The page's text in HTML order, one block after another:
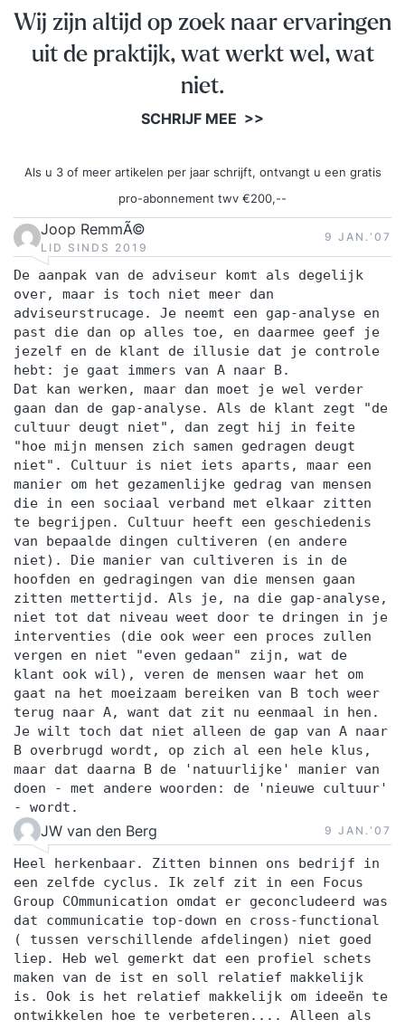
Wij zijn altijd op zoek naar ervaringen
uit de praktijk, wat werkt wel, wat
niet.
SCHRIJF MEE >>
Als u 3 of meer artikelen per jaar schrijft, ontvangt u een gratis
pro-abonnement twv €200,--
Joop RemmÃ©
LID SINDS 2019
9 JAN.‘07
De aanpak van de adviseur komt als degelijk
over, maar is toch niet meer dan
adviseurstrucage. Je neemt een gap-analyse en
past die dan op alles toe, en daarmee geef je
jezelf en de klant de illusie dat je controle
hebt: je gaat immers van A naar B.
Dat kan werken, maar dan moet je wel verder
gaan dan de gap-analyse. Als de klant zegt "de
cultuur deugt niet", dan zegt hij in feite
"hoe mijn mensen zich samen gedragen deugt
niet". Cultuur is niet iets aparts, maar een
manier om het gezamenlijke gedrag van mensen
die in een sociaal verband met elkaar zitten
te begrijpen. Cultuur heeft een geschiedenis
van bepaalde dingen cultiveren (en andere
niet). Die manier van cultiveren is in de
hoofden en gedragingen van die mensen gaan
zitten mettertijd. Als je, na die gap-analyse,
niet tot dat niveau weet door te dringen in je
interventies (die ook weer een proces zullen
vergen en niet "even gedaan" zijn, wat de
klant ook wil), veren de mensen waar het om
gaat na het moeizaam bereiken van B toch weer
terug naar A, want dat zit nu eenmaal in hen.
Je wilt toch dat niet alleen de gap van A naar
B overbrugd wordt, op zich al een hele klus,
maar dat daarna B de 'natuurlijke' manier van
doen - met andere woorden: de 'nieuwe cultuur'
- wordt.
JW van den Berg 9 JAN.‘07
Heel herkenbaar. Zitten binnen ons bedrijf in
een zelfde cyclus. Ik zelf zit in een Focus
Group COmmunication omdat er geconcludeerd was
dat communicatie top-down en cross-functional
( tussen verschillende afdelingen) niet goed
liep. Heb wel gemerkt dat een profiel schets
maken van de ist en soll relatief makkelijk
is. Ook is het relatief makkelijk om ideeën te
ontwikkelen hoe te verbeteren.... Alleen als